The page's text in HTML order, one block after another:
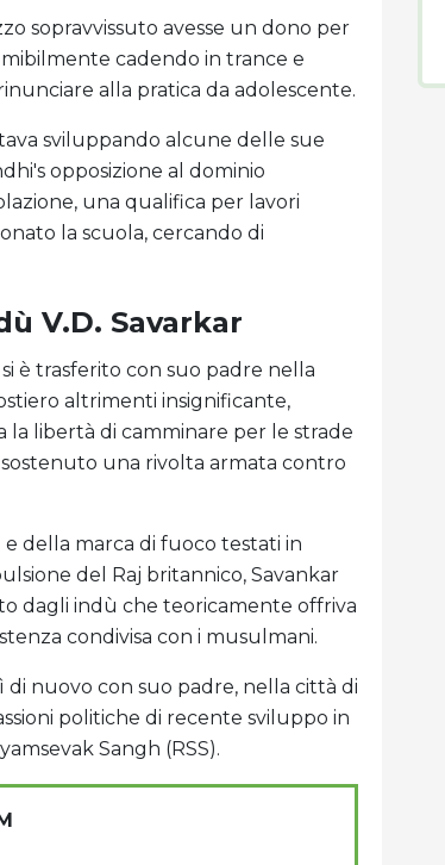
sopravvissuto avesse un dono per
cadendo in trance e
alla pratica da adolescente.
sviluppando alcune delle sue
opposizione al dominio
una qualifica per lavori
la scuola, cercando di
V.D. Savarkar
è trasferito con suo padre nella
altrimenti insignificante,
la libertà di camminare per le strade
una rivolta armata contro
della marca di fuoco testati in
del Raj britannico, Savankar
dagli indù che teoricamente offriva
condivisa con i musulmani.
di nuovo con suo padre, nella città di
politiche di recente sviluppo in
Sangh (RSS).